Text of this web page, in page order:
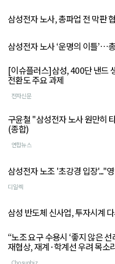
삼성전자 노사, 총파업 전 막판
삼성전자 노사 ‘운명의 이틀’…
[이슈플러스]삼성, 400단 낸드
전환도 주요 과제
전자신문
구윤철 "삼성전자 노사 원만히
(종합)
연합뉴스
삼성전자 노조 '초강경 입장'..."
디일렉
삼성 반도체 신사업, 투자시계
“노조 요구 수용시 ‘좋지 않은
재협상, 재계·학계선 우려 목소
Chosunbiz